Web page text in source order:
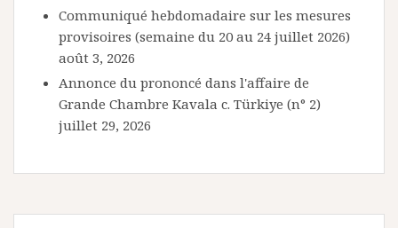
Communiqué hebdomadaire sur les mesures
provisoires (semaine du 20 au 24 juillet 2026)
août 3, 2026
Annonce du prononcé dans l'affaire de
Grande Chambre Kavala c. Türkiye (n° 2)
juillet 29, 2026